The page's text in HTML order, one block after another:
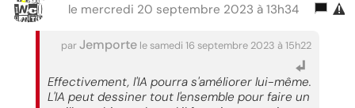
le mercredi 20 septembre 2023 à 13h34
parJemporte le samedi 16 septembre 2023 à 15h22
Effectivement, l'IA pourra s'améliorer lui-même.
L'IA peut dessiner tout l'ensemble pour faire un